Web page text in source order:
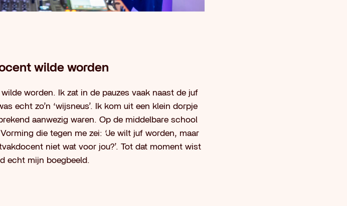
wilde worden
worden. Ik zat in de pauzes vaak naast de juf
echt zo’n ‘wijsneus’. Ik kom uit een klein dorpje
aanwezig waren. Op de middelbare school
die tegen me zei: ‘Je wilt juf worden, maar
niet wat voor jou?’. Tot dat moment wist
echt mijn boegbeeld.